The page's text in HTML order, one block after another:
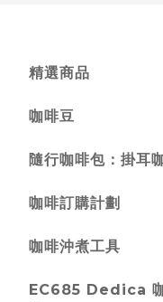
精選商品
咖啡豆
隨行咖啡包：掛耳
咖啡訂購計劃
咖啡沖煮工具
EC685 Dedica